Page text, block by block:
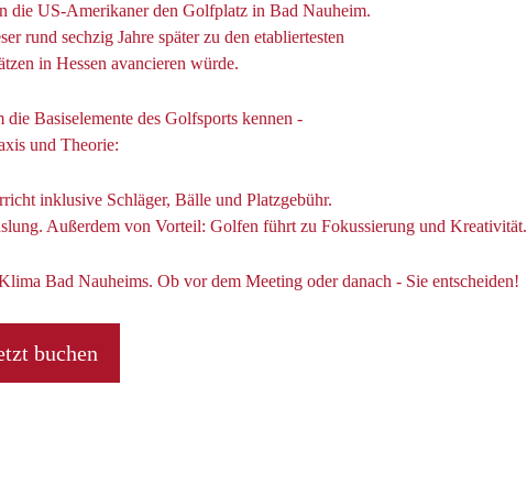
die US-Amerikaner den Golfplatz in Bad Nauheim.
rund sechzig Jahre später zu den etabliertesten
in Hessen avancieren würde.
Basiselemente des Golfsports kennen -
und Theorie:
inklusive Schläger, Bälle und Platzgebühr.
Außerdem von Vorteil: Golfen führt zu Fokussierung und Kreativität.
Bad Nauheims. Ob vor dem Meeting oder danach - Sie entscheiden!
buchen